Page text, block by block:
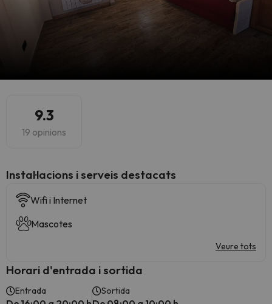
9.3
19 opinions
Instal·lacions i serveis destacats
Wifi i Internet
Mascotes
Veure tots
Horari d'entrada i sortida
Entrada Sortida